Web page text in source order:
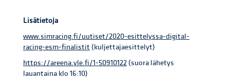
Lisätietoja
www.simracing.fi/uutiset/2020-esittelyssa-digital-
racing-esm-finalistit (kuljettajaesittelyt)
https://areena.yle.fi/1-50910122 (suora lähetys
lauantaina klo 16:10)